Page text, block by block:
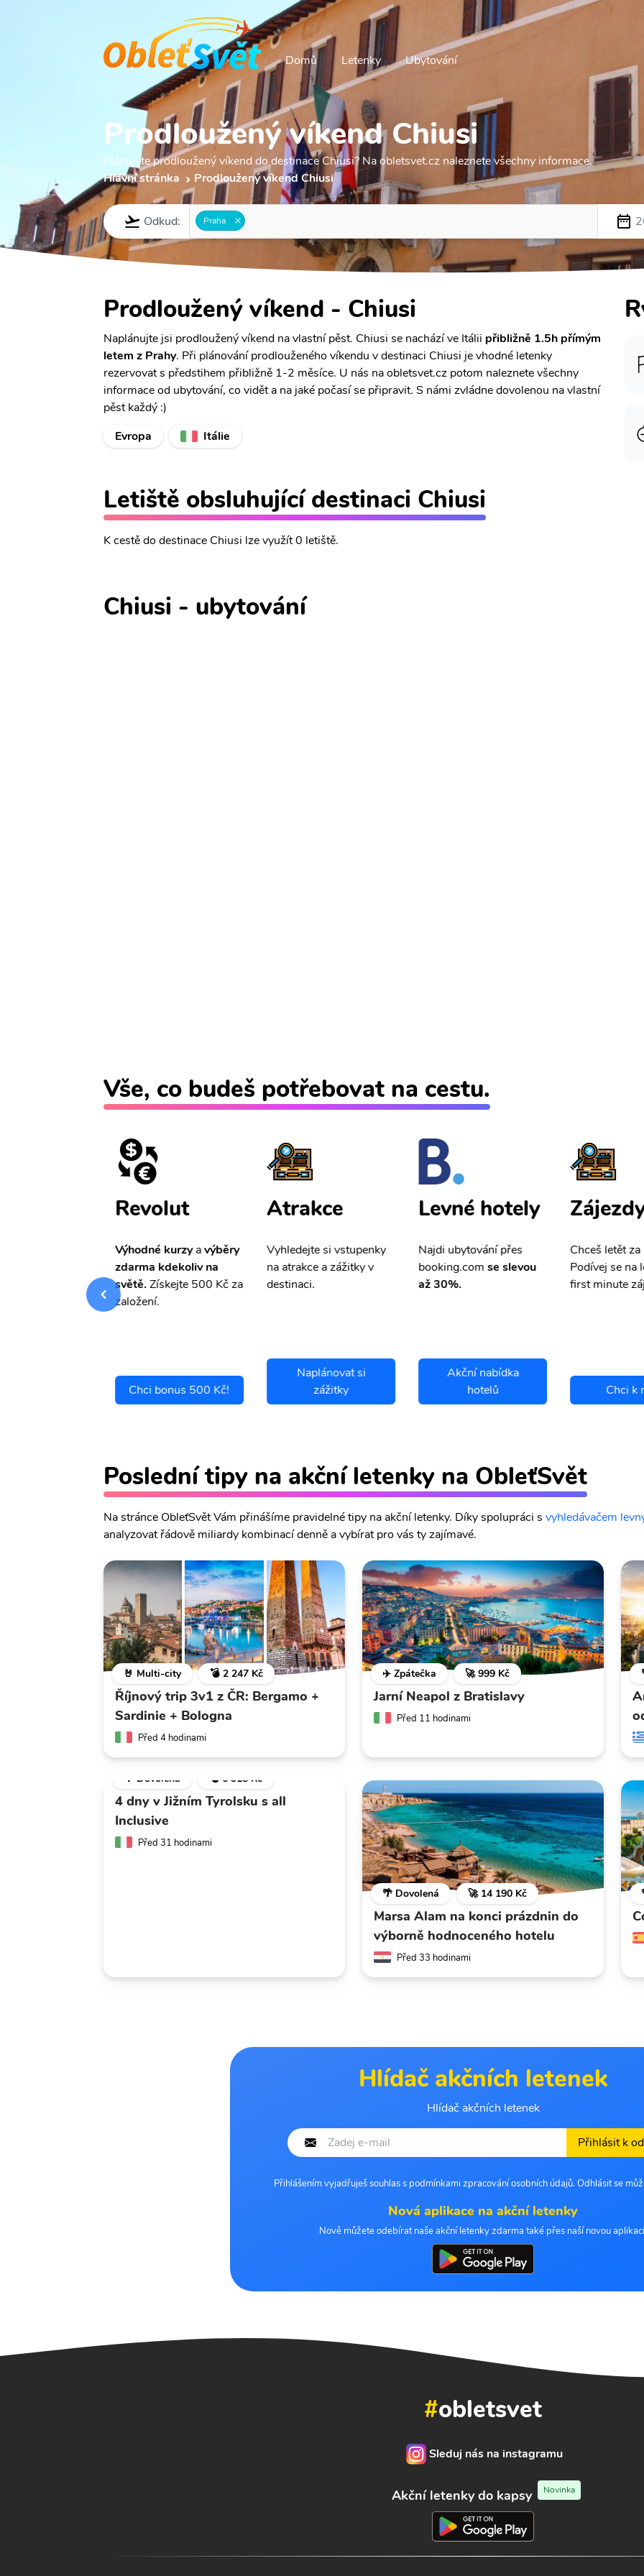
Domů Letenky Ubytování
Prodloužený víkend Chiusi
Plánujete prodloužený víkend do destinace Chiusi? Na obletsvet.cz naleznete všechny informace.
Hlavní stránka
Prodloužený víkend Chiusi
Odkud: Praha
Prodloužený víkend - Chiusi
Naplánujte jsi prodloužený víkend na vlastní pěst. Chiusi se nachází ve Itálii přibližně 1.5h přímým
letem z Prahy. Při plánování prodlouženého víkendu v destinaci Chiusi je vhodné letenky
rezervovat s předstihem přibližně 1-2 měsíce. U nás na obletsvet.cz potom naleznete všechny
informace od ubytování, co vidět a na jaké počasí se připravit. S námi zvládne dovolenou na vlastní
pěst každý :)
Evropa
Itálie
Letiště obsluhující destinaci Chiusi
K cestě do destinace Chiusi lze využít 0 letiště.
Chiusi - ubytování
Vše, co budeš potřebovat na cestu.
Revolut
Výhodné kurzyavýběry
zdarma kdekoliv na
světě.Získejte 500 Kč za
založení.
Chci bonus 500 Kč!
Atrakce
Vyhledejte si vstupenky
na atrakce a zážitky v
destinaci.
Naplánovat si
zážitky
Levné hotely
Najdi ubytování přes
booking.comse slevou
až 30%.
Akční nabídka
hotelů
Chceš letět za
Podívej se na
first minute
Chci k
Poslední tipy na akční letenky na ObleťSvět
Na stránce ObleťSvět Vám přinášíme pravidelné tipy na akční letenky. Díky spolupráci s vyhledávačem
analyzovat řádově miliardy kombinací denně a vybírat pro vás ty zajímavé.
🤘 Multi-city 💣 2 247 Kč
Říjnový trip 3v1 z ČR: Bergamo +
Sardinie + Bologna
Před 4 hodinami
✈️ Zpátečka 🚀 999 Kč
Jarní Neapol z Bratislavy
Před 11 hodinami
🌴 Dovolená 💣 6 318 Kč
4 dny v Jižním Tyrolsku s all
Inclusive
Před 31 hodinami
🌴 Dovolená 🚀 14 190 Kč
Marsa Alam na konci prázdnin do
výborně hodnoceného hotelu
Před 33 hodinami
Hlídač akčních letenek
Hlídač akčních letenek
Přihlásit k
Přihlášením vyjadřuješ souhlas s podmínkami zpracování osobních údajů. Odhlásit se
Nová aplikace na akční letenky
Nově můžete odebírat naše akční letenky zdarma také přes naší novou
#obletsvet
Sleduj nás na instagramu
Akční letenky do kapsy Novinka